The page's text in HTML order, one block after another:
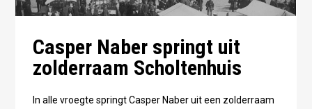
Casper Naber springt uit
zolderraam Scholtenhuis
In alle vroegte springt Casper Naber uit een zolderraam